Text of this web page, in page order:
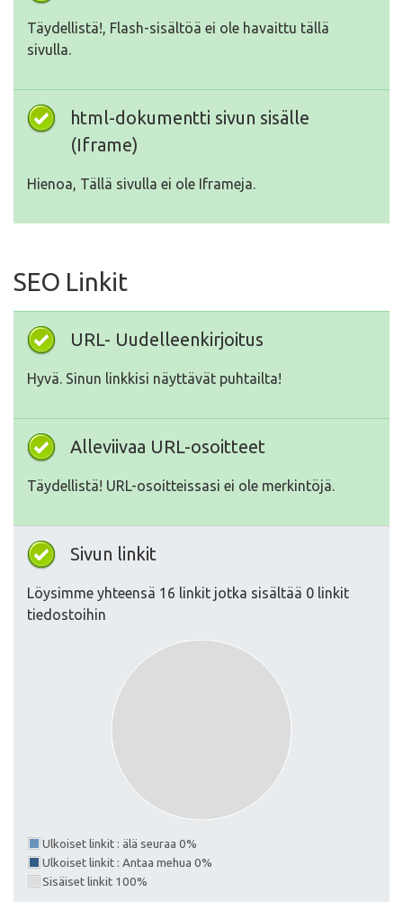
Täydellistä!, Flash-sisältöä ei ole havaittu tällä
sivulla.
html-dokumentti sivun sisälle
(Iframe)
Hienoa, Tällä sivulla ei ole Iframeja.
SEO Linkit
URL- Uudelleenkirjoitus
Hyvä. Sinun linkkisi näyttävät puhtailta!
Alleviivaa URL-osoitteet
Täydellistä! URL-osoitteissasi ei ole merkintöjä.
Sivun linkit
Löysimme yhteensä 16 linkit jotka sisältää 0 linkit
tiedostoihin
Ulkoiset linkit : älä seuraa 0%
Ulkoiset linkit : Antaa mehua 0%
Sisäiset linkit 100%